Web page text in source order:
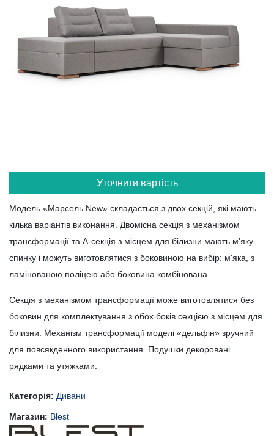
Уточнити вартість
Модель «Марсель New» складається з двох секцій, які мають
кілька варіантів виконання. Двомісна секція з механізмом
трансформації та А-секція з місцем для білизни мають м'яку
спинку і можуть виготовлятися з боковиною на вибір: м'яка, з
ламінованою поліцею або боковина комбінована.
Секція з механізмом трансформації може виготовлятися без
боковин для комплектування з обох боків секцією з місцем для
білизни. Механізм трансформації моделі «дельфін» зручний
для повсякденного використання. Подушки декоровані
рядками та утяжками.
Категорія: Дивани
Магазин: Blest